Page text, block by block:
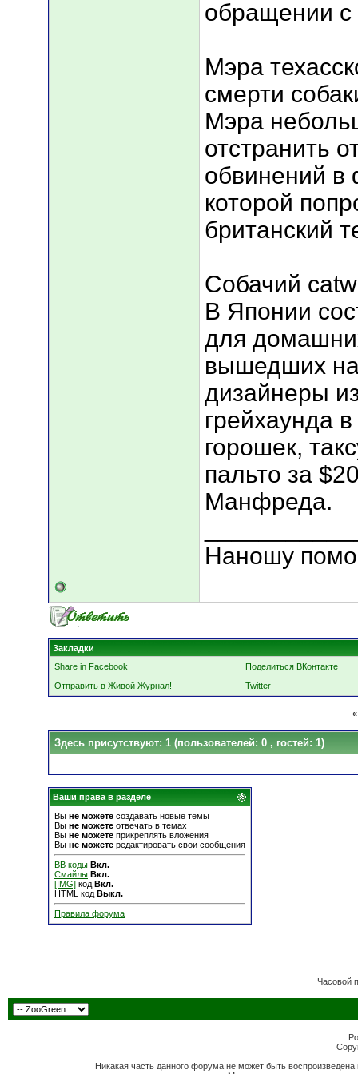
обращении с
Мэра
смерти
Мэра
отстранить
обвинений в
которой
британский
Собачий
В Японии
для
вышедших на
дизайнеры
грейхаунда
горошек,
пальто за
Манфреда.
Наношу
Закладки
Share in Facebook
Поделиться ВКонтакте
Отправить в Живой Журнал!
Twitter
«
Здесь присутствуют: 1 (пользователей: 0 , гостей: 1)
Ваши права в разделе
Вы не можете создавать новые темы
Вы не можете отвечать в темах
Вы не можете прикреплять вложения
Вы не можете редактировать свои сообщения
BB коды Вкл.
Смайлы Вкл.
[IMG] код Вкл.
HTML код Выкл.
Правила форума
Часовой
Никакая часть данного форума не может быть